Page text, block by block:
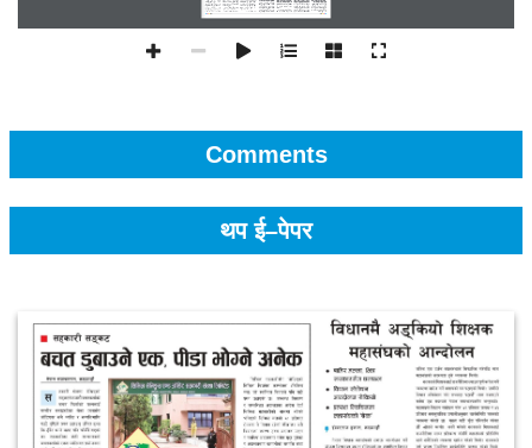
Comments
थप ई–पेपर